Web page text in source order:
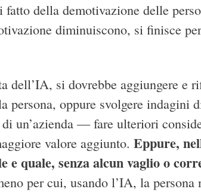
della demotivazione delle
diminuiscono, si finisce
dell’IA, si dovrebbe aggiungere e
persona, oppure svolgere indagini
un’azienda — fare ulteriori
valore aggiunto. Eppure,
e quale, senza alcun vaglio o
per cui, usando l’IA, la persona